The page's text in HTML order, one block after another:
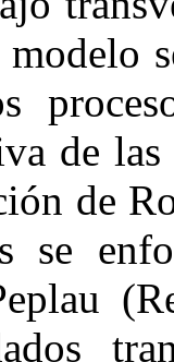
de
de
se